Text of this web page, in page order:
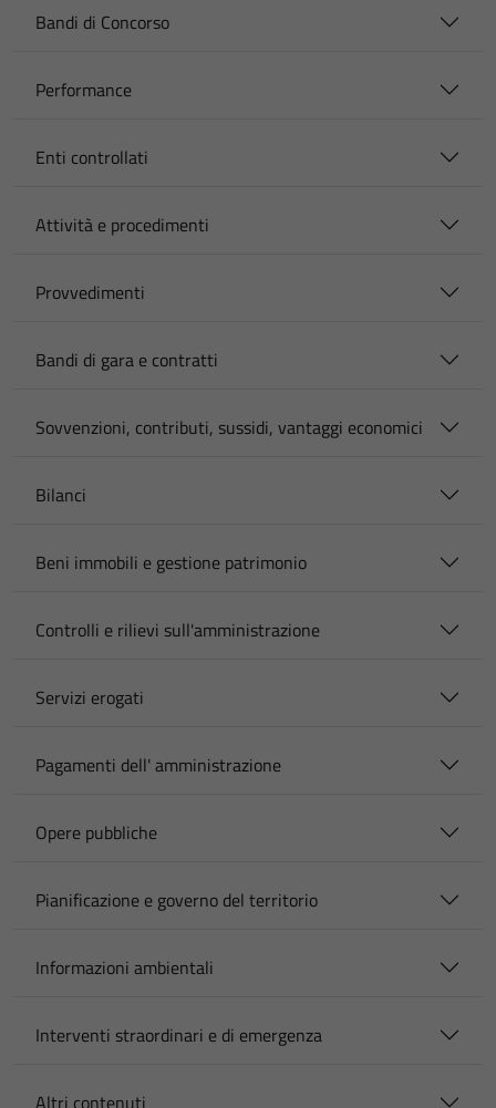
Bandi di Concorso
Performance
Enti controllati
Attività e procedimenti
Provvedimenti
Bandi di gara e contratti
Sovvenzioni, contributi, sussidi, vantaggi economici
Bilanci
Beni immobili e gestione patrimonio
Controlli e rilievi sull'amministrazione
Servizi erogati
Pagamenti dell' amministrazione
Opere pubbliche
Pianificazione e governo del territorio
Informazioni ambientali
Interventi straordinari e di emergenza
Altri contenuti